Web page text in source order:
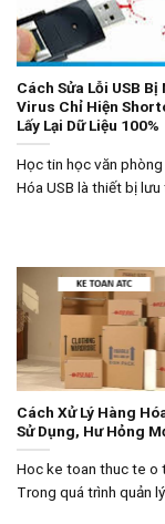
Cách Sửa Lỗi USB Bị
Virus Chỉ Hiện
Lấy Lại Dữ Liệu 100%
Học tin học văn
Hóa USB là thiết bị
Cách Xử Lý Hàng
Sử Dụng, Hư Hỏng
Hoc ke toan thuc te o
Trong quá trình quản